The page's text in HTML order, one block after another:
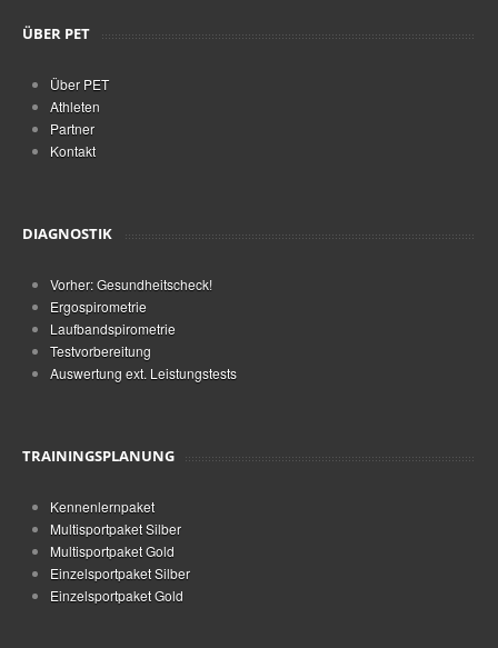
ÜBER PET
Über PET
Athleten
Partner
Kontakt
DIAGNOSTIK
Vorher: Gesundheitscheck!
Ergospirometrie
Laufbandspirometrie
Testvorbereitung
Auswertung ext. Leistungstests
TRAININGSPLANUNG
Kennenlernpaket
Multisportpaket Silber
Multisportpaket Gold
Einzelsportpaket Silber
Einzelsportpaket Gold